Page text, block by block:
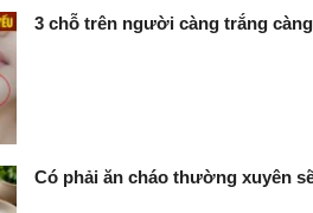
3 chỗ trên người càng trắng
Có phải ăn cháo thường xuyên